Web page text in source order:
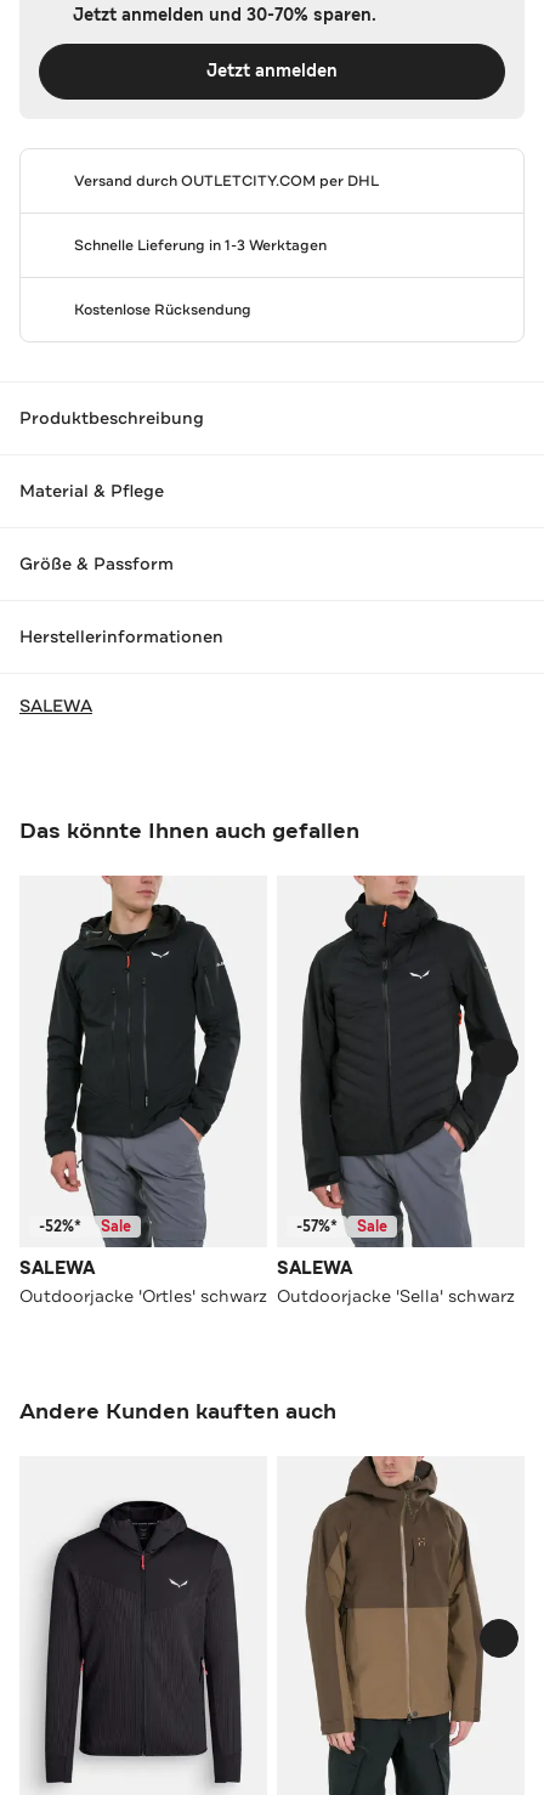
Jetzt anmelden und 30-70% sparen.
Jetzt anmelden
Versand durchOUTLETCITY.COM per DHL
Schnelle Lieferung in 1-3 Werktagen
Kostenlose Rücksendung
Produktbeschreibung
Material & Pflege
Größe & Passform
Herstellerinformationen
SALEWA
Das könnte Ihnen auch gefallen
-52%* Sale
SALEWA
Outdoorjacke 'Ortles' schwarz
-57%* Sale
SALEWA
Outdoorjacke 'Sella' schwarz
Andere Kunden kauften auch